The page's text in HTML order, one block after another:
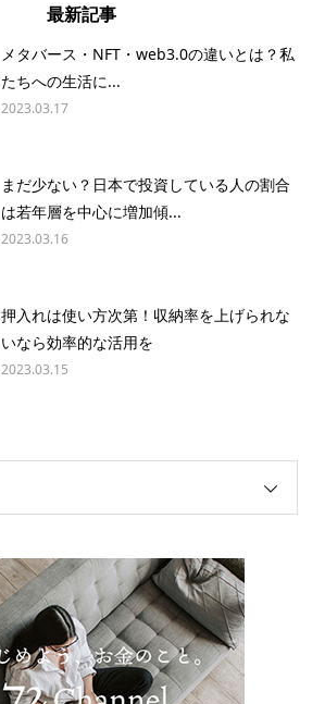
最新記事
メタバース・NFT・web3.0の違いとは？私
たちへの生活に...
2023.03.17
まだ少ない？日本で投資している人の割合
は若年層を中心に増加傾...
2023.03.16
押入れは使い方次第！収納率を上げられな
いなら効率的な活用を
2023.03.15